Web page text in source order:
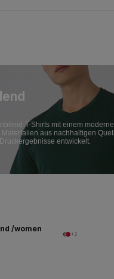
T-Shirts mit einem
Materialien aus nachhaltigen
entwickelt.
/women
+2